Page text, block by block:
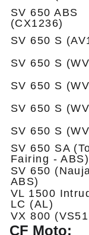
SV 650 ABS
(CX1236)
SV 650 S
SV 650 S
SV 650 S
SV 650 S
SV 650 S
SV 650 SA
Fairing - ABS)
SV 650
ABS)
VL 1500
LC (AL)
VX 800
CF Moto: